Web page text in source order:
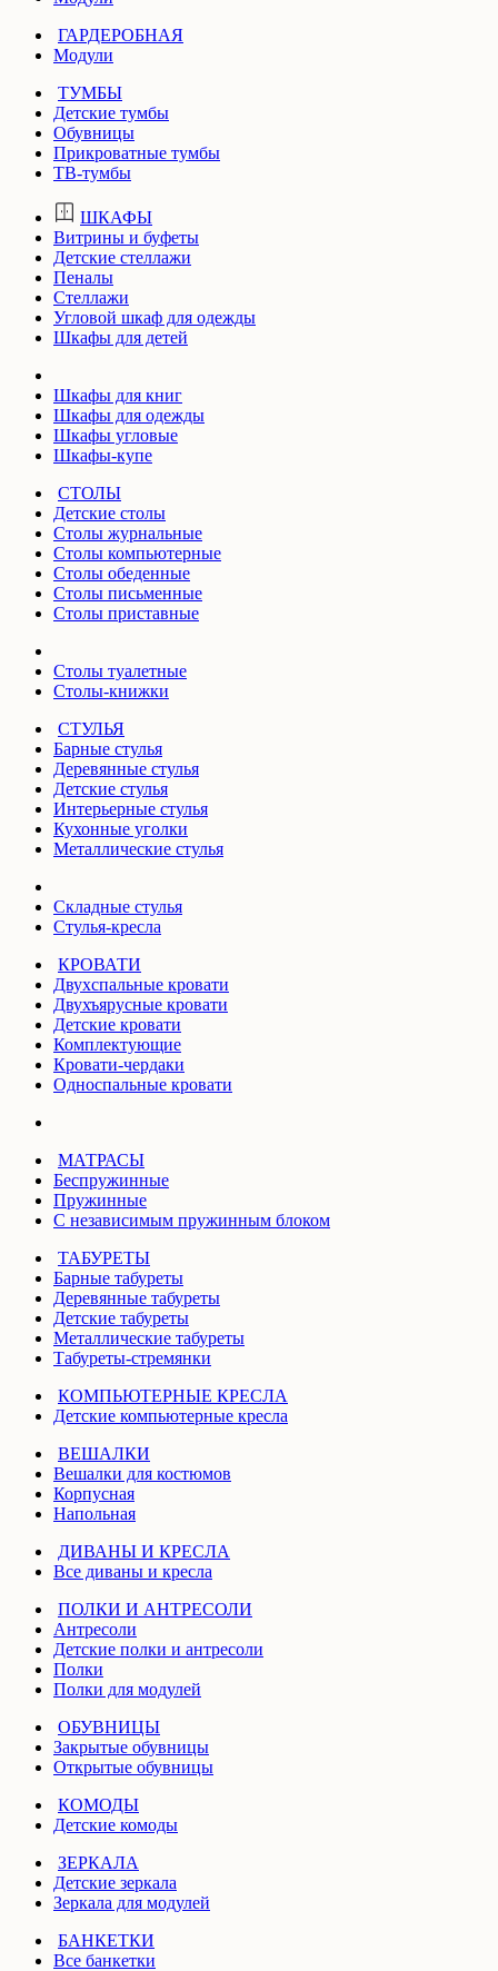
ГАРДЕРОБНАЯ
Модули
ТУМБЫ
Детские тумбы
Обувницы
Прикроватные тумбы
ТВ-тумбы
ШКАФЫ
Витрины и буфеты
Детские стеллажи
Пеналы
Стеллажи
Угловой шкаф для одежды
Шкафы для детей
Шкафы для книг
Шкафы для одежды
Шкафы угловые
Шкафы-купе
СТОЛЫ
Детские столы
Столы журнальные
Столы компьютерные
Столы обеденные
Столы письменные
Столы приставные
Столы туалетные
Столы-книжки
СТУЛЬЯ
Барные стулья
Деревянные стулья
Детские стулья
Интерьерные стулья
Кухонные уголки
Металлические стулья
Складные стулья
Стулья-кресла
КРОВАТИ
Двухспальные кровати
Двухъярусные кровати
Детские кровати
Комплектующие
Кровати-чердаки
Односпальные кровати
МАТРАСЫ
Беспружинные
Пружинные
С независимым пружинным блоком
ТАБУРЕТЫ
Барные табуреты
Деревянные табуреты
Детские табуреты
Металлические табуреты
Табуреты-стремянки
КОМПЬЮТЕРНЫЕ КРЕСЛА
Детские компьютерные кресла
ВЕШАЛКИ
Вешалки для костюмов
Корпусная
Напольная
ДИВАНЫ И КРЕСЛА
Все диваны и кресла
ПОЛКИ И АНТРЕСОЛИ
Антресоли
Детские полки и антресоли
Полки
Полки для модулей
ОБУВНИЦЫ
Закрытые обувницы
Открытые обувницы
КОМОДЫ
Детские комоды
ЗЕРКАЛА
Детские зеркала
Зеркала для модулей
БАНКЕТКИ
Все банкетки